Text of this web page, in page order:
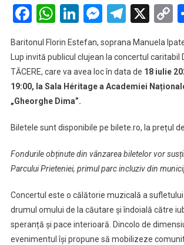
Facebook
WhatsApp
LinkedInX
Baritonul Florin Estefan, soprana Manuela
Lup invită publicul clujean la concertul caritabil
TĂCERE, care va avea loc în data de 18 iulie
19:00, la Sala Héritage a Academiei
„Gheorghe Dima”.
Biletele sunt disponibile pe bilete.ro, la prețul de
Fondurile obținute din vânzarea biletelor vor
Parcului Prieteniei, primul parc incluziv din
Concertul este o călătorie muzicală a
drumul omului de la căutare și îndoială către
speranță și pace interioară. Dincolo de
evenimentul își propune să mobilizeze